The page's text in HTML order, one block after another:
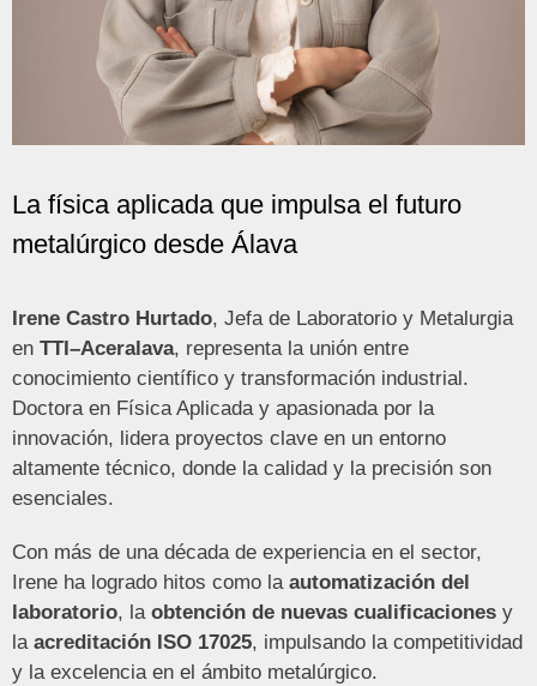
La física aplicada que impulsa el futuro
metalúrgico desde Álava
Irene Castro Hurtado, Jefa de Laboratorio y Metalurgia
en TTI–Aceralava, representa la unión entre
conocimiento científico y transformación industrial.
Doctora en Física Aplicada y apasionada por la
innovación, lidera proyectos clave en un entorno
altamente técnico, donde la calidad y la precisión son
esenciales.
Con más de una década de experiencia en el sector,
Irene ha logrado hitos como la automatización del
laboratorio, la obtención de nuevas cualificaciones y
la acreditación ISO 17025, impulsando la competitividad
y la excelencia en el ámbito metalúrgico.